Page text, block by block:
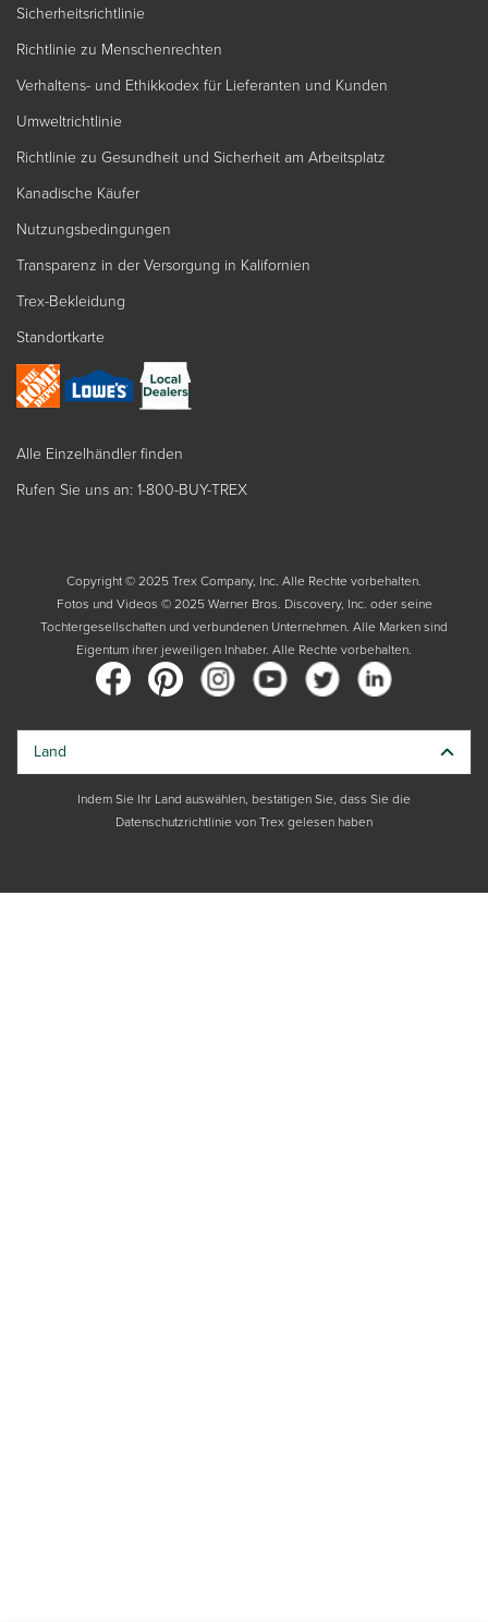
Sicherheitsrichtlinie
Richtlinie zu Menschenrechten
Verhaltens- und Ethikkodex für Lieferanten und Kunden
Umweltrichtlinie
Richtlinie zu Gesundheit und Sicherheit am Arbeitsplatz
Kanadische Käufer
Nutzungsbedingungen
Transparenz in der Versorgung in Kalifornien
Trex-Bekleidung
Standortkarte
Alle Einzelhändler finden
Rufen Sie uns an: 1-800-BUY-TREX
Copyright © 2025 Trex Company, Inc. Alle Rechte vorbehalten.
Fotos und Videos © 2025 Warner Bros. Discovery, Inc. oder seine
Tochtergesellschaften und verbundenen Unternehmen. Alle Marken sind
Eigentum ihrer jeweiligen Inhaber. Alle Rechte vorbehalten.
Land
Indem Sie Ihr Land auswählen, bestätigen Sie, dass Sie die
Datenschutzrichtlinie von Trex gelesen haben